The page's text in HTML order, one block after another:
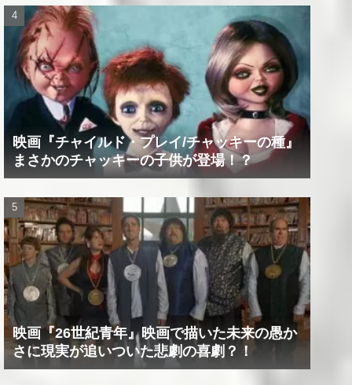
映画『チャイルド・プレイ/チャッキーの種』
まさかのチャッキーの子供が登場！？
映画『26世紀青年』映画で描いた未来の愚か
さに現実が追いついた悲劇の喜劇？！